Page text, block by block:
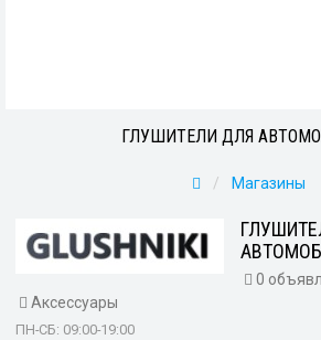
ГЛУШИТЕЛИ ДЛЯ
Магазины
0
Аксессуары
ПН-СБ: 09:00-19:00